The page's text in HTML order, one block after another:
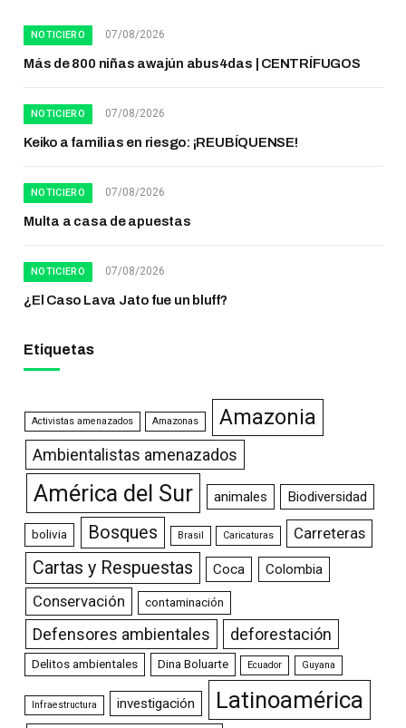
NOTICIERO 07/08/2026
Más de 800 niñas awajún abus4das | CENTRÍFUGOS
NOTICIERO 07/08/2026
Keiko a familias en riesgo: ¡REUBÍQUENSE!
NOTICIERO 07/08/2026
Multa a casa de apuestas
NOTICIERO 07/08/2026
¿El Caso Lava Jato fue un bluff?
Etiquetas
Activistas amenazados Amazonas Amazonia
Ambientalistas amenazados
América del Sur animales Biodiversidad
bolivia Bosques Brasil Caricaturas Carreteras
Cartas y Respuestas Coca Colombia
Conservación contaminación
Defensores ambientales deforestación
Delitos ambientales Dina Boluarte Ecuador Guyana
Infraestructura investigación Latinoamérica